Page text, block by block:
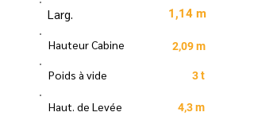
Larg. 1,14 m
Hauteur Cabine 2,09 m
Poids à vide 3 t
Haut. de Levée 4,3 m